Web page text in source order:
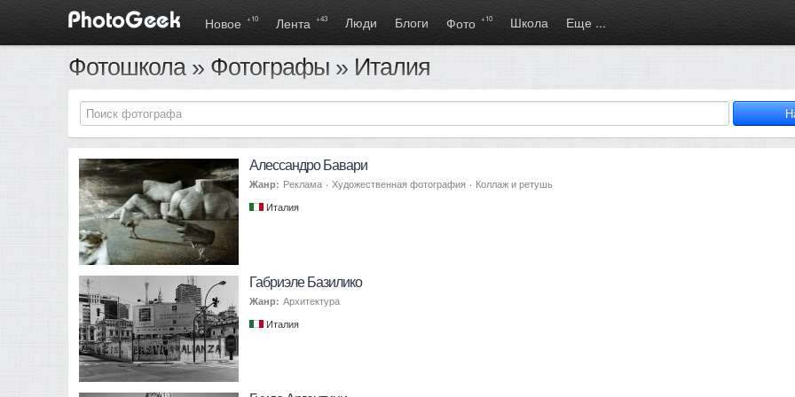
Новое +10 Лента +43 Люди Блоги Фото +10 Школа Еще ...
Фотошкола» Фотографы » Италия
Алессандро Бавари
Жанр: Реклама · Художественная фотография · Коллаж и ретушь
Италия
Габриэле Базилико
Жанр: Архитектура
Италия